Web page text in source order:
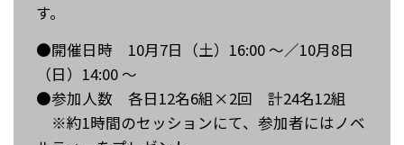
す。
●開催日時 10月7日（土）16:00 ～／10月8日
（日）14:00 ～
●参加人数 各日12名6組×2回 計24名12組
※約1時間のセッションにて、参加者にはノベ